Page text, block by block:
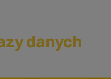
danych